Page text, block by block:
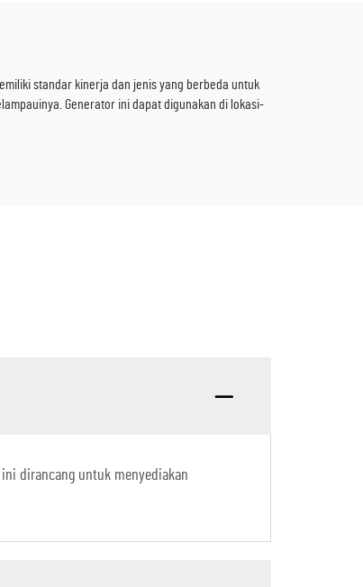
standar kinerja dan jenis yang berbeda untuk
Generator ini dapat digunakan di lokasi-
dirancang untuk menyediakan